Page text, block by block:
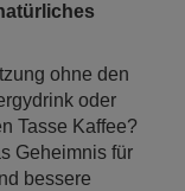
ohne den
oder
Tasse Kaffee?
Geheimnis für
bessere